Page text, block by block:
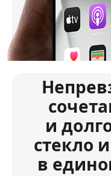
и
стекло
в